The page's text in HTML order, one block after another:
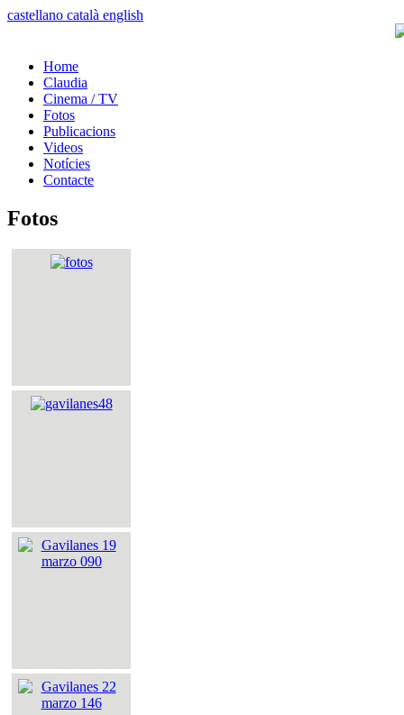
castellano català english
Home
Claudia
Cinema / TV
Fotos
Publicacions
Videos
Notícies
Contacte
Fotos